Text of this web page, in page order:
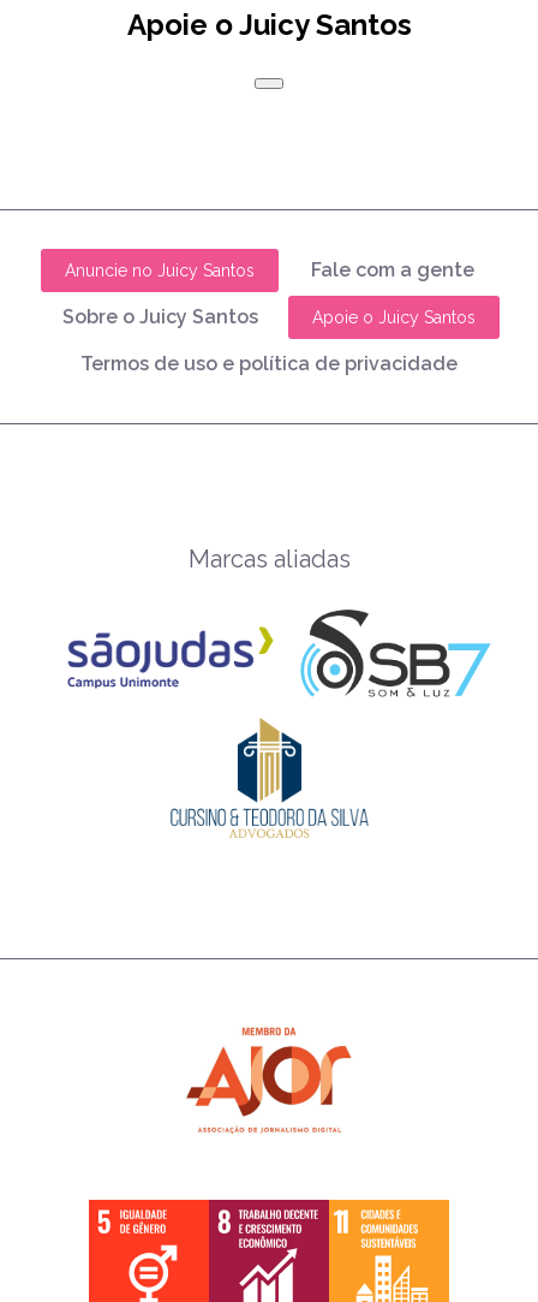
Apoie o Juicy Santos
Anuncie no Juicy Santos Fale com a gente
Sobre o Juicy Santos Apoie o Juicy Santos
Termos de uso e política de privacidade
Marcas aliadas